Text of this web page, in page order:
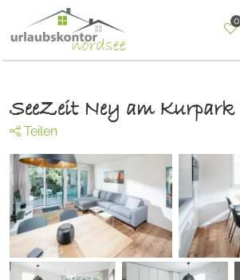
0
SeeZeit Ney am Kurpark
Teilen